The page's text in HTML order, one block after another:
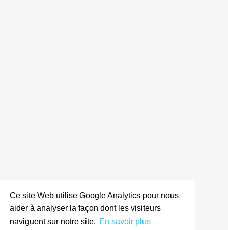
Ce site Web utilise Google Analytics pour nous
aider à analyser la façon dont les visiteurs
naviguent sur notre site. En savoir plus